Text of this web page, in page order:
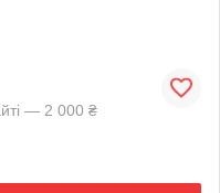
— 2 000 ₴